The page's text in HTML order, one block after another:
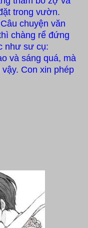
trong vườn.
chuyện văn
chàng rể đứng
như sư cụ:
và sáng quá, mà
Con xin phép